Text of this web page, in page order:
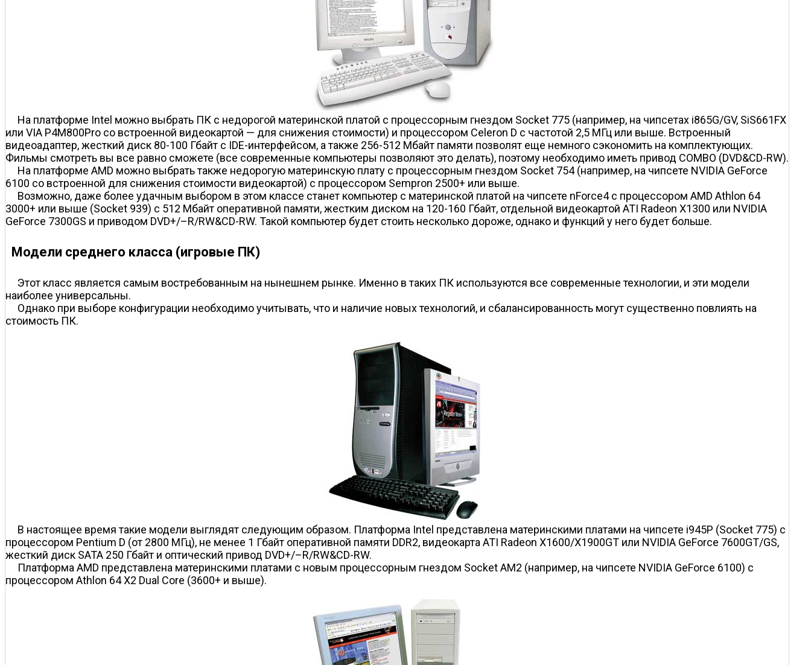
На платформе Intel можно выбрать ПК с недорогой материнской платой с процессорным гнездом Socket 775 (например, на чипсетах i865G/GV, SiS661FX
или VIA P4M800Pro со встроенной видеокартой — для снижения стоимости) и процессором Celeron D с частотой 2,5 МГц или выше. Встроенный
видеоадаптер, жесткий диск 80-100 Гбайт с IDE-интерфейсом, а также 256-512 Мбайт памяти позволят еще немного сэкономить на комплектующих.
Фильмы смотреть вы все равно сможете (все современные компьютеры позволяют это делать), поэтому необходимо иметь привод COMBO (DVD&CD-RW).
На платформе AMD можно выбрать также недорогую материнскую плату с процессорным гнездом Socket 754 (например, на чипсете NVIDIA GeForce
6100 со встроенной для снижения стоимости видеокартой) с процессором Sempron 2500+ или выше.
Возможно, даже более удачным выбором в этом классе станет компьютер с материнской платой на чипсете nForce4 с процессором AMD Athlon 64
3000+ или выше (Socket 939) c 512 Мбайт оперативной памяти, жестким диском на 120-160 Гбайт, отдельной видеокартой ATI Radeon X1300 или NVIDIA
GeForce 7300GS и приводом DVD+/–R/RW&CD-RW. Такой компьютер будет стоить несколько дороже, однако и функций у него будет больше.
Модели среднего класса (игровые ПК)
Этот класс является самым востребованным на нынешнем рынке. Именно в таких ПК используются все современные технологии, и эти модели
наиболее универсальны.
Однако при выборе конфигурации необходимо учитывать, что и наличие новых технологий, и сбалансированность могут существенно повлиять на
стоимость ПК.
В настоящее время такие модели выглядят следующим образом. Платформа Intel представлена материнскими платами на чипсете i945P (Socket 775) с
процессором Pentium D (от 2800 МГц), не менее 1 Гбайт оперативной памяти DDR2, видеокарта ATI Radeon X1600/X1900GT или NVIDIA GeForce 7600GT/GS,
жесткий диск SATA 250 Гбайт и оптический привод DVD+/–R/RW&CD-RW.
Платформа AMD представлена материнскими платами с новым процессорным гнездом Socket AM2 (например, на чипсете NVIDIA GeForce 6100) с
процессором Athlon 64 X2 Dual Core (3600+ и выше).